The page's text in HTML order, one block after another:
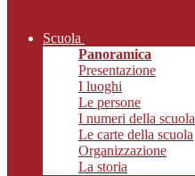
Scuola
Panoramica
Presentazione
I luoghi
Le persone
I numeri della scuola
Le carte della scuola
Organizzazione
La storia